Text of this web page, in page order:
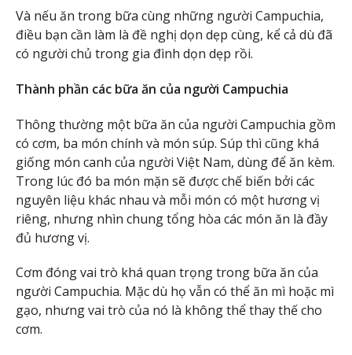
Và nếu ăn trong bữa cùng những người Campuchia,
điều bạn cần làm là đề nghị dọn dẹp cùng, kể cả dù đã
có người chủ trong gia đình dọn dẹp rồi.
Thành phần các bữa ăn của người Campuchia
Thông thường một bữa ăn của người Campuchia gồm
có cơm, ba món chính và món súp. Súp thì cũng khá
giống món canh của người Việt Nam, dùng để ăn kèm.
Trong lúc đó ba món mặn sẽ được chế biến bởi các
nguyên liệu khác nhau và mỗi món có một hương vị
riêng, nhưng nhìn chung tổng hòa các món ăn là đầy
đủ hương vị.
Cơm đóng vai trò khá quan trọng trong bữa ăn của
người Campuchia. Mặc dù họ vẫn có thể ăn mì hoặc mì
gạo, nhưng vai trò của nó là không thể thay thế cho
cơm.